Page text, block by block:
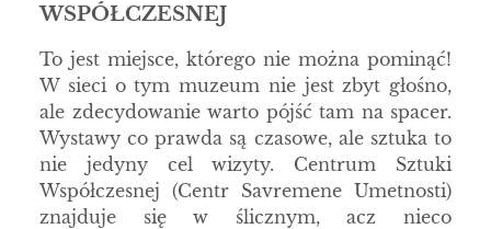
WSPÓŁCZESNEJ
To jest miejsce, którego nie można pominąć!
W sieci o tym muzeum nie jest zbyt głośno,
ale zdecydowanie warto pójść tam na spacer.
Wystawy co prawda są czasowe, ale sztuka to
nie jedyny cel wizyty. Centrum Sztuki
Współczesnej (Centr Savremene Umetnosti)
znajduje się w ślicznym, acz nieco